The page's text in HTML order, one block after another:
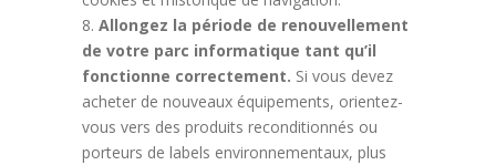
Allongez la période de renouvellement
de votre parc informatique tant qu’il
fonctionne correctement. Si vous devez
acheter de nouveaux équipements, orientez-
vous vers des produits reconditionnés ou
porteurs de labels environnementaux, plus